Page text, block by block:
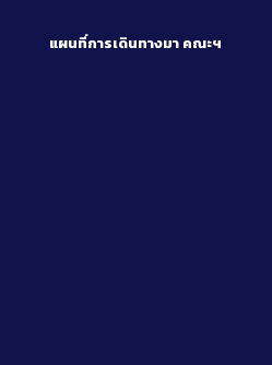
แผนที่การเดินทางมา คณะฯ